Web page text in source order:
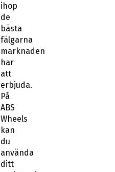
ihop
de
bästa
fälgarna
marknaden
har
att
erbjuda.
På
ABS
Wheels
kan
du
använda
ditt